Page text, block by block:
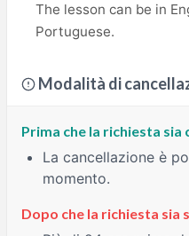
The lesson can be in
Portuguese.
Modalità di
Prima che la richiesta
La cancellazione è
momento.
Dopo che la richiesta